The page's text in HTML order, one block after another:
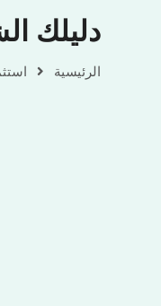
دليلك
الرئيسية